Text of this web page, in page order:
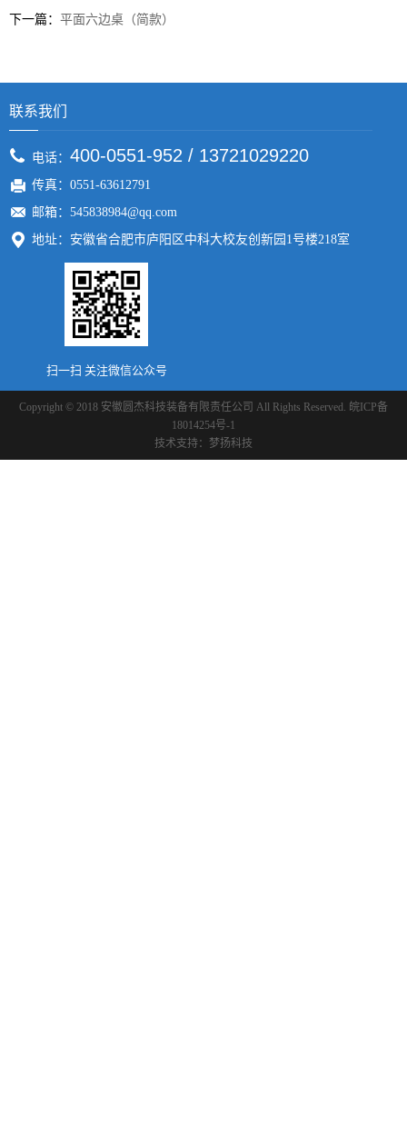
下一篇： 平面六边桌（简款）
联系我们
电话： 400-0551-952 / 13721029220
传真：0551-63612791
邮箱：545838984@qq.com
地址：安徽省合肥市庐阳区中科大校友创新园1号楼218室
扫一扫 关注微信公众号
Copyright © 2018 安徽圆杰科技装备有限责任公司 All Rights Reserved. 皖ICP备
18014254号-1
技术支持： 梦扬科技